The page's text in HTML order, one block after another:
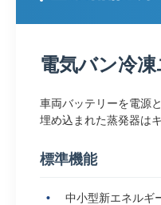
電気バン冷
車両バッテリーを電源
埋め込まれた蒸発器は
標準機能
中小型新エネルギ